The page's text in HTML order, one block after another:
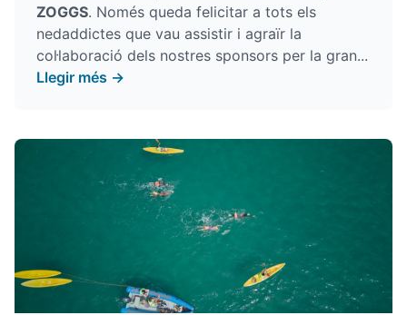
ZOGGS. Només queda felicitar a tots els
nedaddictes que vau assistir i agraïr la
col·laboració dels nostres sponsors per la gran...
Llegir més →